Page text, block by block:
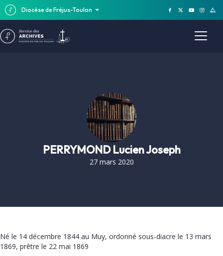
Diocèse de Fréjus-Toulon
PERRYMOND Lucien Joseph
27 mars 2020
Né le 14 décembre 1844 au Muy, ordonné sous-diacre le 13 mars
1869, prêtre le 22 mai 1869